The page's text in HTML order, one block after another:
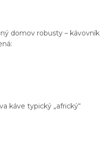
domov robusty – kávovník
káve typický „africký“